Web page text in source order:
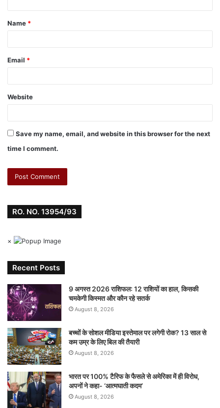
Name *
Email *
Website
Save my name, email, and website in this browser for the next
time I comment.
RO. NO. 13954/93
×
Recent Posts
9 अगस्त 2026 राशिफल: 12 राशियों का हाल, किसकी
चमकेगी किस्मत और कौन रहे सतर्क
August 8, 2026
बच्चों के सोशल मीडिया इस्तेमाल पर लगेगी रोक? 13 साल से
कम उम्र के लिए बिल की तैयारी
August 8, 2026
भारत पर 100% टैरिफ के फैसले से अमेरिका में ही विरोध,
अपनों ने कहा- ‘आत्मघाती कदम’
August 8, 2026